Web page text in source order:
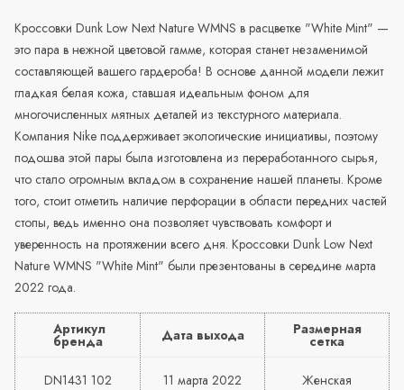
Кроссовки Dunk Low Next Nature WMNS в расцветке "White Mint" —
это пара в нежной цветовой гамме, которая станет незаменимой
составляющей вашего гардероба! В основе данной модели лежит
гладкая белая кожа, ставшая идеальным фоном для
многочисленных мятных деталей из текстурного материала.
Компания Nike поддерживает экологические инициативы, поэтому
подошва этой пары была изготовлена из переработанного сырья,
что стало огромным вкладом в сохранение нашей планеты. Кроме
того, стоит отметить наличие перфорации в области передних частей
стопы, ведь именно она позволяет чувствовать комфорт и
уверенность на протяжении всего дня. Кроссовки Dunk Low Next
Nature WMNS "White Mint" были презентованы в середине марта
2022 года.
Артикул
бренда Дата выхода Размерная
сетка
DN1431 102 11 марта 2022 Женская